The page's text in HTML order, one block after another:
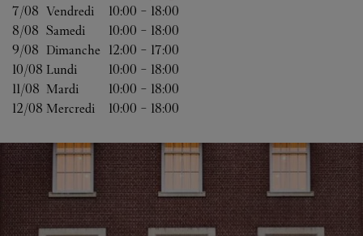
7/08 Vendredi 10:00 - 18:00
8/08 Samedi 10:00 - 18:00
9/08 Dimanche 12:00 - 17:00
10/08 Lundi 10:00 - 18:00
11/08 Mardi 10:00 - 18:00
12/08 Mercredi 10:00 - 18:00